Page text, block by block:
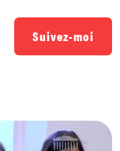
Suivez-moi